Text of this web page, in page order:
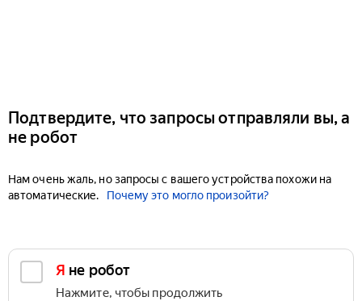
Подтвердите, что запросы отправляли вы, а
не робот
Нам очень жаль, но запросы с вашего устройства похожи на
автоматические.
Почему это могло произойти?
Я не робот
Нажмите, чтобы продолжить